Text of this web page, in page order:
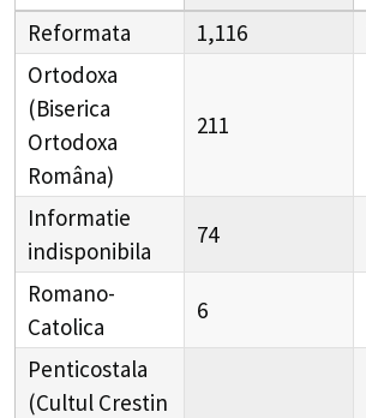
Reformata
1,116
Ortodoxa
(Biserica
Ortodoxa
Româna)
211
Informatie
indisponibila
74
Romano-
Catolica
6
Penticostala
(Cultul Crestin